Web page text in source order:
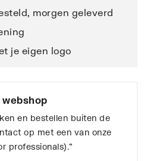
morgen geleverd
je eigen logo
en bestellen buiten de
op met een van onze
professionals).”